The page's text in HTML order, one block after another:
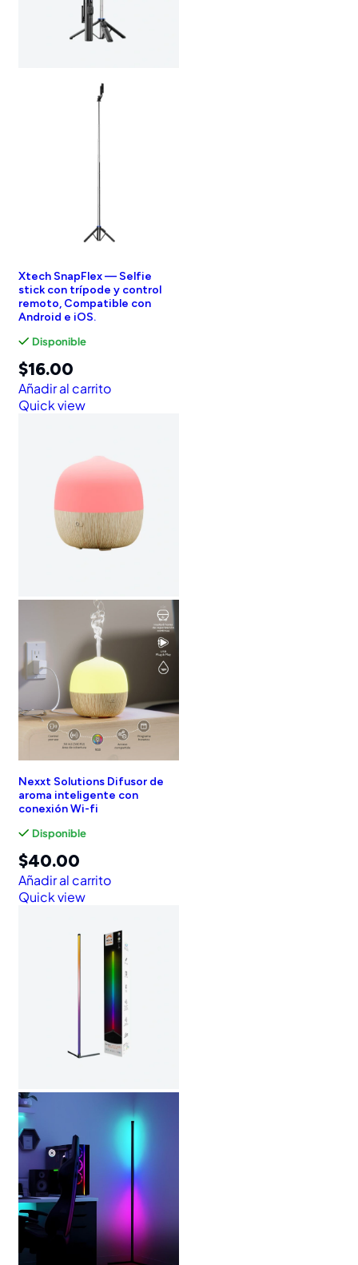
Xtech SnapFlex — Selfie
stick con trípode y control
remoto, Compatible con
Android e iOS.
Disponible
$16.00
Añadir al carrito
Quick view
Nexxt Solutions Difusor de
aroma inteligente con
conexión Wi-fi
Disponible
$40.00
Añadir al carrito
Quick view